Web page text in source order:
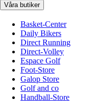
Våra butiker
Basket-Center
Daily Bikers
Direct Running
Direct-Volley
Espace Golf
Foot-Store
Galop Store
Golf and co
Handball-Store